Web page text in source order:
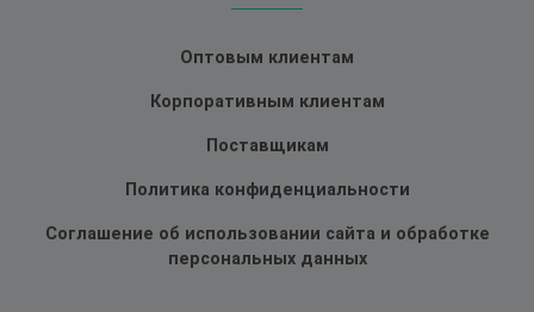
Оптовым клиентам
Корпоративным клиентам
Поставщикам
Политика конфиденциальности
Соглашение об использовании сайта и обработке
персональных данных